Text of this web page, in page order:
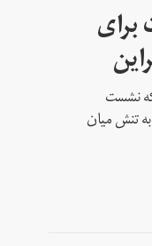
نشست
تنش میان